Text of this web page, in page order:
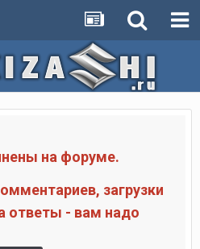
на форуме.
загрузки
ответы - вам надо